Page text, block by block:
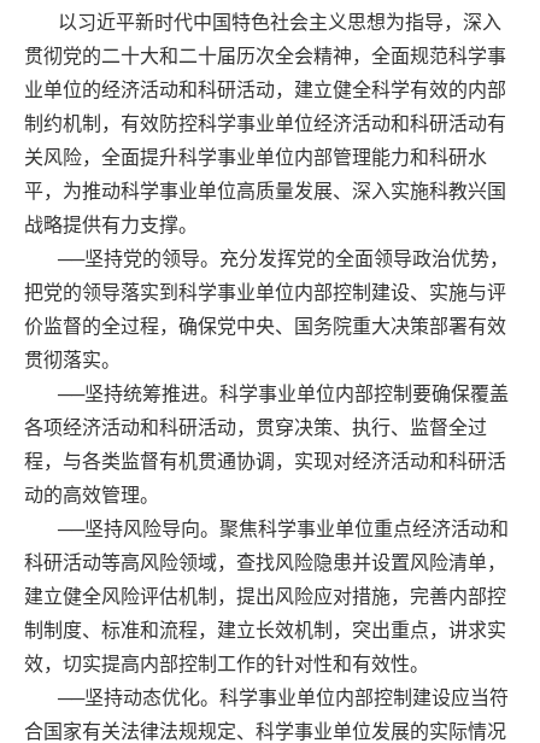
以习近平新时代中国特色社会主义思想为指导，深入
贯彻党的二十大和二十届历次全会精神，全面规范科学事
业单位的经济活动和科研活动，建立健全科学有效的内部
制约机制，有效防控科学事业单位经济活动和科研活动有
关风险，全面提升科学事业单位内部管理能力和科研水
平，为推动科学事业单位高质量发展、深入实施科教兴国
战略提供有力支撑。
──坚持党的领导。充分发挥党的全面领导政治优势，
把党的领导落实到科学事业单位内部控制建设、实施与评
价监督的全过程，确保党中央、国务院重大决策部署有效
贯彻落实。
──坚持统筹推进。科学事业单位内部控制要确保覆盖
各项经济活动和科研活动，贯穿决策、执行、监督全过
程，与各类监督有机贯通协调，实现对经济活动和科研活
动的高效管理。
──坚持风险导向。聚焦科学事业单位重点经济活动和
科研活动等高风险领域，查找风险隐患并设置风险清单，
建立健全风险评估机制，提出风险应对措施，完善内部控
制制度、标准和流程，建立长效机制，突出重点，讲求实
效，切实提高内部控制工作的针对性和有效性。
──坚持动态优化。科学事业单位内部控制建设应当符
合国家有关法律法规规定、科学事业单位发展的实际情况